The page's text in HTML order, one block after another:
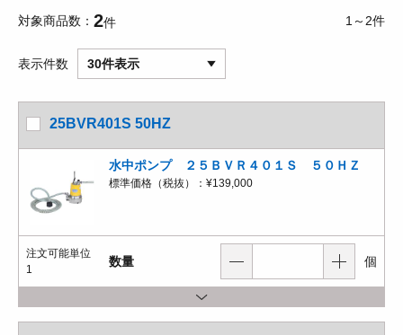
対象商品数 2件 1～2件
表示件数 30件表示
25BVR401S 50HZ
水中ポンプ ２５ＢＶＲ４０１Ｓ ５０ＨＺ
標準価格（税抜）： ¥139,000
注文可能単位
1
数量 個